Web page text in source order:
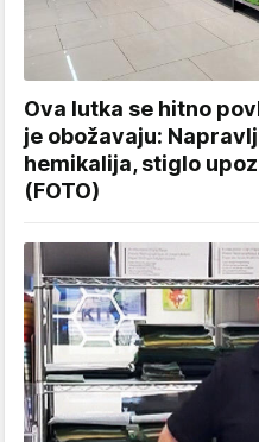
Ova lutka se hitno
je obožavaju:
hemikalija, stiglo
(FOTO)